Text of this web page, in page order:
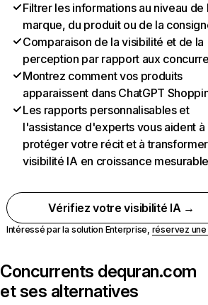
Filtrer les informations au niveau de
marque, du produit ou de la
Comparaison de la visibilité et de la
perception par rapport aux
Montrez comment vos produits
apparaissent dans ChatGPT
Les rapports personnalisables et
l'assistance d'experts vous aident à
protéger votre récit et à
visibilité IA en croissance
Vérifiez votre visibilité IA →
Intéressé par la solution Enterprise, réservez
Concurrents dequran.com
et ses alternatives